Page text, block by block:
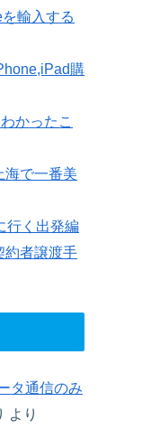
輸入する
購
かったこ
海で一番美
行く出発編
約者譲渡手
タ通信のみ
より